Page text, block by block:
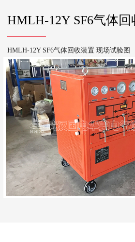
HMLH-12Y SF6气体回
HMLH-12Y SF6气体回收装置 现场试验图